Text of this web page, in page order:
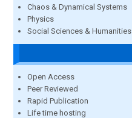
Chaos & Dynamical Systems
Physics
Social Sciences & Humanities
Open Access
Peer Reviewed
Rapid Publication
Life time hosting